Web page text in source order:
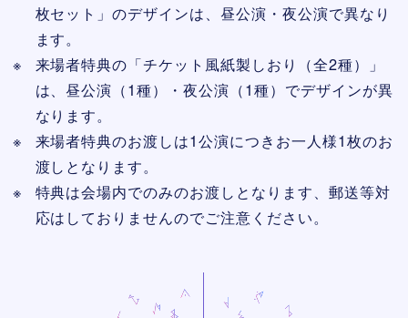
枚セット」のデザインは、昼公演・夜公演で異なり
ます。
来場者特典の「チケット風紙製しおり（全2種）」
は、昼公演（1種）・夜公演（1種）でデザインが異
なります。
来場者特典のお渡しは1公演につきお一人様1枚のお
渡しとなります。
特典は会場内でのみのお渡しとなります、郵送等対
応はしておりませんのでご注意ください。